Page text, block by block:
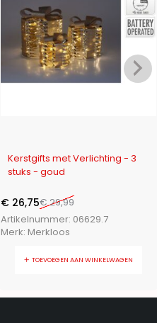
Kerstgifts met Verlichting - 3
stuks - goud
€29,99
€ 26,75
Artikelnummer: 06629.7
Merk: Merkloos
TOEVOEGEN AAN WINKELWAGEN